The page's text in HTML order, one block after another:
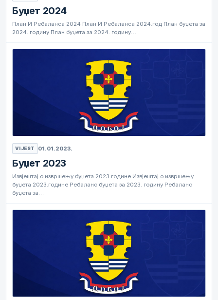
Буџет 2024
План И Ребаланса 2024 План И Ребаланса 2024.год План буџета за
2024. годину План буџета за 2024. годину…
VIJEST 01.01.2023.
Буџет 2023
Извјештај о извршењу буџета 2023.године Извјештај о извршењу
буџета 2023.године Ребаланс буџета за 2023. годину Ребаланс
буџета за…